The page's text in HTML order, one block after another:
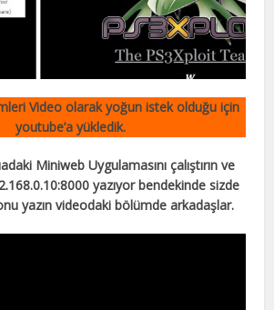
Video olarak yoğun istek olduğu için
youtube’a yükledik.
Miniweb Uygulamasını çalıştırın ve
yazıyor bendekinde sizde
yazın videodaki bölümde arkadaşlar.